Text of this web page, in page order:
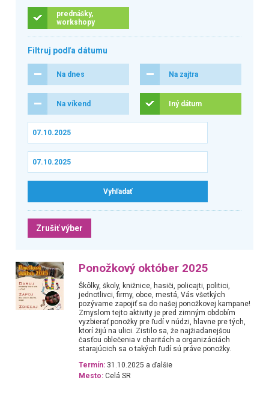
prednášky,
workshopy
Filtruj podľa dátumu
Na dnes Na zajtra
Na víkend Iný dátum
Zrušiť výber
Ponožkový október 2025
Škôlky, školy, knižnice, hasiči, policajti, politici,
jednotlivci, firmy, obce, mestá, Vás všetkých
pozývame zapojiť sa do našej ponožkovej kampane!
Zmyslom tejto aktivity je pred zimným obdobím
vyzbierať ponožky pre ľudí v núdzi, hlavne pre tých,
ktorí žijú na ulici. Zistilo sa, že najžiadanejšou
časťou oblečenia v charitách a organizáciách
starajúcich sa o takých ľudí sú práve ponožky.
Termín: 31.10.2025 a ďalšie
Mesto: Celá SR